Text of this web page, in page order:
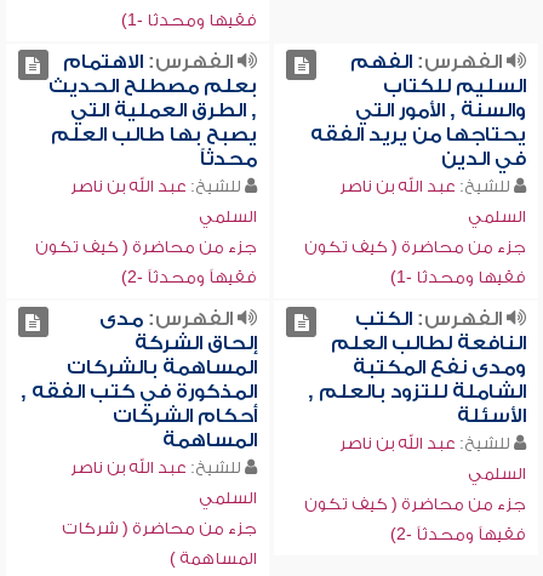
فقيها ومحدثا -1)
الفهرس:الفهم
السليم للكتاب
والسنة , الأمور التي
يحتاجها من يريد الفقه
في الدين
للشيخ: عبد الله بن ناصر
السلمي
جزء من محاضرة ( كيف تكون
فقيها ومحدثا -1)
الفهرس:الاهتمام
بعلم مصطلح الحديث
, الطرق العملية التي
يصبح بها طالب العلم
محدثاً
للشيخ: عبد الله بن ناصر
السلمي
جزء من محاضرة ( كيف تكون
فقيهاً ومحدثاً -2)
الفهرس:الكتب
النافعة لطالب العلم
ومدى نفع المكتبة
الشاملة للتزود بالعلم ,
الأسئلة
للشيخ: عبد الله بن ناصر
السلمي
جزء من محاضرة ( كيف تكون
فقيهاً ومحدثاً -2)
الفهرس:مدى
إلحاق الشركة
المساهمة بالشركات
المذكورة في كتب الفقه ,
أحكام الشركات
المساهمة
للشيخ: عبد الله بن ناصر
السلمي
جزء من محاضرة ( شركات
المساهمة )